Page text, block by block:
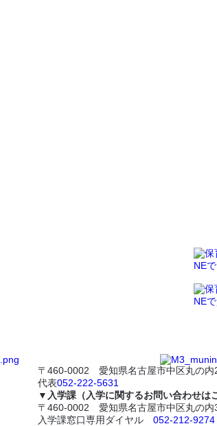
〒460-0002 愛知県名古屋市中区丸の内
代表052-222-5631
▼入学課（入学に関するお問い合わせは
〒460-0002 愛知県名古屋市中区丸の内
入学課窓口専用ダイヤル
052-212-9274